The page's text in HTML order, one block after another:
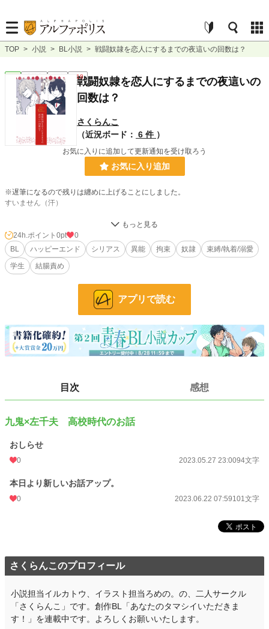
TOP > 小説 > BL小説 > 戦闘奴隷を恋人にするまでの夜這いの回数は？
BL 連載中 長編 R18
戦闘奴隷を恋人にするまでの夜這いの
回数は？
さくらんこ
（近況ボード： 6 件 ）
お気に入りに追加して更新通知を受け取ろう
お気に入り追加
※遅筆になるので残りは纏めに上げることにしました。
すいません（汗）
----------------------------------
「左千夫クン」
「はい、なんですか？」
「………………………………………………はぁ？」
「我爱你 朱華《ヂュファ》」
(裏)生徒会として政府からの任務をこなしていた愛輝凪生徒会のメンバー達。し
かし、いつしか非道な任務が増え反旗を翻す事に。
しかし、千星那由多《せんぼし なゆた》の記憶が喪われてしまった。そして、
夫《じんぐう さちお》と、昔奴隷市場で出会ったチャイニーズマフィアの香主
《シャン ジュゥ/跡取り》九鬼との馴れ初めのお話。
能力が存在するロー・ファンタジーの世界観。 喫茶【シロフクロウ】のオーナ
ー九鬼とマスター神功左千夫《じんぐう さちお》のサイドストーリー。
※九鬼、左千夫二人とも高校生時代のお話から今に繋がります。
※『あなたのタマシイいただきます』がメインストーリーになります
※R18G・暴力のお話を含みます
24h.ポイント 0pt
0
BL
ハッピーエンド シリアス 異能 拘束 奴隷
束縛/執着/溺愛
学生
結腸責め
アプリで読む
目次 感想
九鬼×左千夫 高校時代のお話
おしらせ
0 2023.05.27 23:0094文字
本日より新しいお話アップ。
0 2023.06.22 07:59101文字
さくらんこのプロフィール
小説担当イルカトウ、イラスト担当ろめの。の、二人サークル
「さくらんこ」です。創作BL「あなたのタマシイいただきま
す！」を連載中です。よろしくお願いいたします。